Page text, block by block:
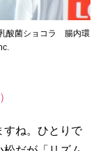
酸菌ショコラ 腸内環
ね。ひとりで